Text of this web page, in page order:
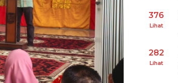
376
Lihat
282
Lihat